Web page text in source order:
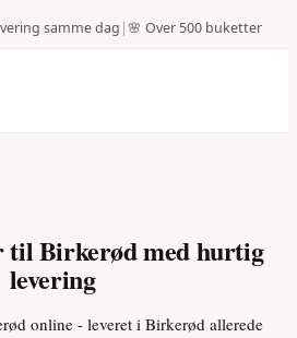
samme dag |🌸 Over 500 buketter
til Birkerød med hurtig
levering
online - leveret i Birkerød allerede